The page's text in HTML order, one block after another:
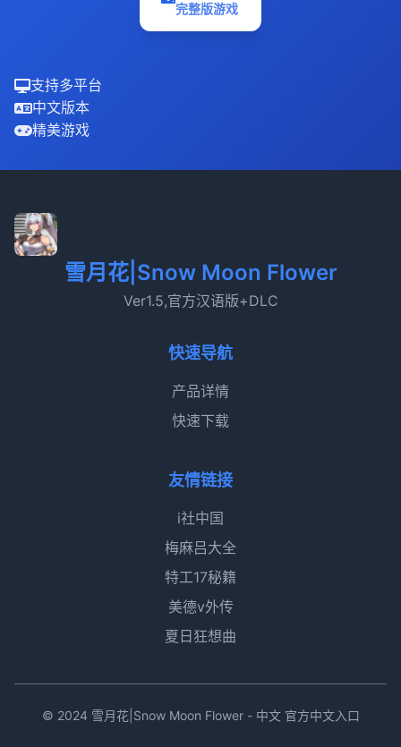
完整版游戏
支持多平台
中文版本
精美游戏
雪月花|Snow Moon Flower
Ver1.5,官方汉语版+DLC
快速导航
产品详情
快速下载
友情链接
i社中国
梅麻吕大全
特工17秘籍
美德v外传
夏日狂想曲
© 2024 雪月花|Snow Moon Flower - 中文 官方中文入口